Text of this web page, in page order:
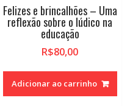
Felizes e brincalhões – Uma
reflexão sobre o lúdico na
educação
R$80,00
Adicionar ao carrinho